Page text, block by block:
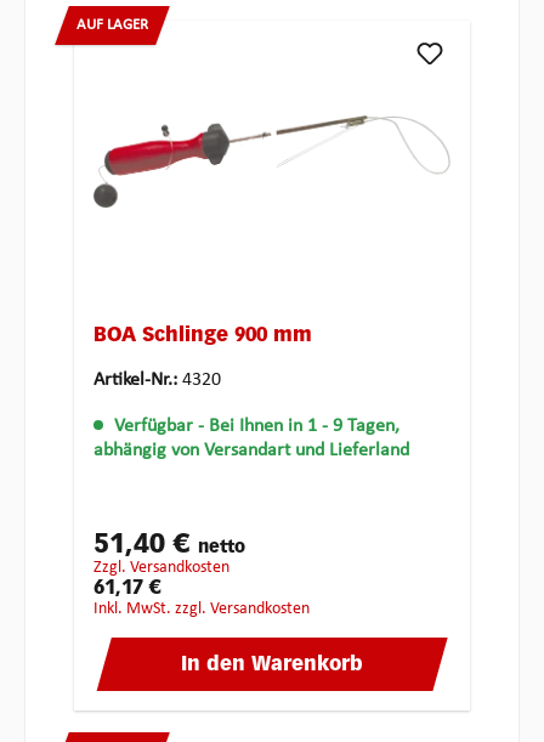
AUF LAGER
BOA Schlinge 900 mm
Artikel-Nr.: 4320
Verfügbar - Bei Ihnen in 1 - 9 Tagen,
abhängig von Versandart und Lieferland
51,40 € netto
zzgl. Versandkosten
61,17 €
inkl. MwSt. zzgl. Versandkosten
In den Warenkorb